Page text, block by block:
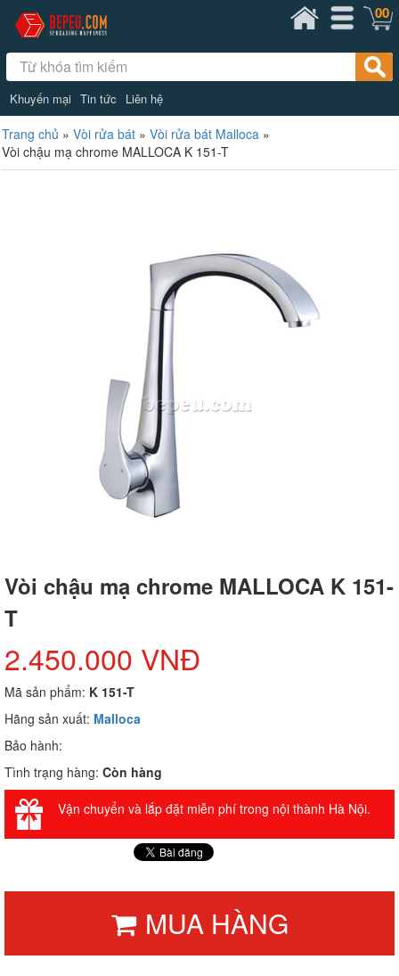
Khuyến mại Tin tức Liên hệ
00
Trang chủ » Vòi rửa bát » Vòi rửa bát Malloca »
Vòi chậu mạ chrome MALLOCA K 151-T
Vòi chậu mạ chrome MALLOCA K 151-
T
2.450.000 VNĐ
Mã sản phẩm: K 151-T
Hãng sản xuất: Malloca
Bảo hành:
Tình trạng hàng: Còn hàng
Vận chuyển và lắp đặt miễn phí trong nội thành Hà Nội.
MUA HÀNG